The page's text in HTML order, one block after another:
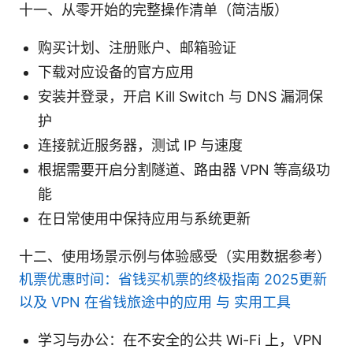
十一、从零开始的完整操作清单（简洁版）
购买计划、注册账户、邮箱验证
下载对应设备的官方应用
安装并登录，开启 Kill Switch 与 DNS 漏洞保
护
连接就近服务器，测试 IP 与速度
根据需要开启分割隧道、路由器 VPN 等高级功
能
在日常使用中保持应用与系统更新
十二、使用场景示例与体验感受（实用数据参考）
机票优惠时间：省钱买机票的终极指南 2025更新
以及 VPN 在省钱旅途中的应用 与 实用工具
学习与办公：在不安全的公共 Wi-Fi 上，VPN